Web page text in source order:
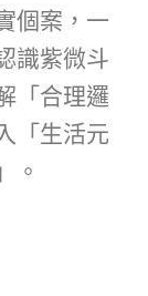
個案，一
識紫微斗
「合理邏
「生活元
。